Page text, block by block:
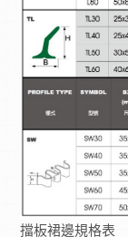
擋板裙邊規格表